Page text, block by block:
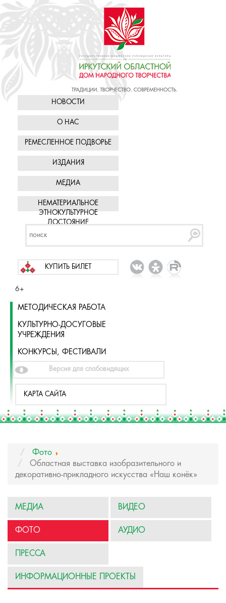
НОВОСТИ
О НАС
РЕМЕСЛЕННОЕ ПОДВОРЬЕ
ИЗДАНИЯ
МЕДИА
НЕМАТЕРИАЛЬНОЕ
ЭТНОКУЛЬТУРНОЕ
ДОСТОЯНИЕ
КУПИТЬ БИЛЕТ
6+
МЕТОДИЧЕСКАЯ РАБОТА
КУЛЬТУРНО-ДОСУГОВЫЕ
УЧРЕЖДЕНИЯ
КОНКУРСЫ, ФЕСТИВАЛИ
Версия для слабовидящих
КАРТА САЙТА
Фото
Областная выставка изобразительного и
декоративно-прикладного искусства «Наш конёк»
МЕДИА ВИДЕО
ФОТО АУДИО
ПРЕССА
ИНФОРМАЦИОННЫЕ ПРОЕКТЫ